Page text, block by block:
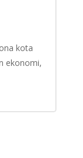
kota
ekonomi,